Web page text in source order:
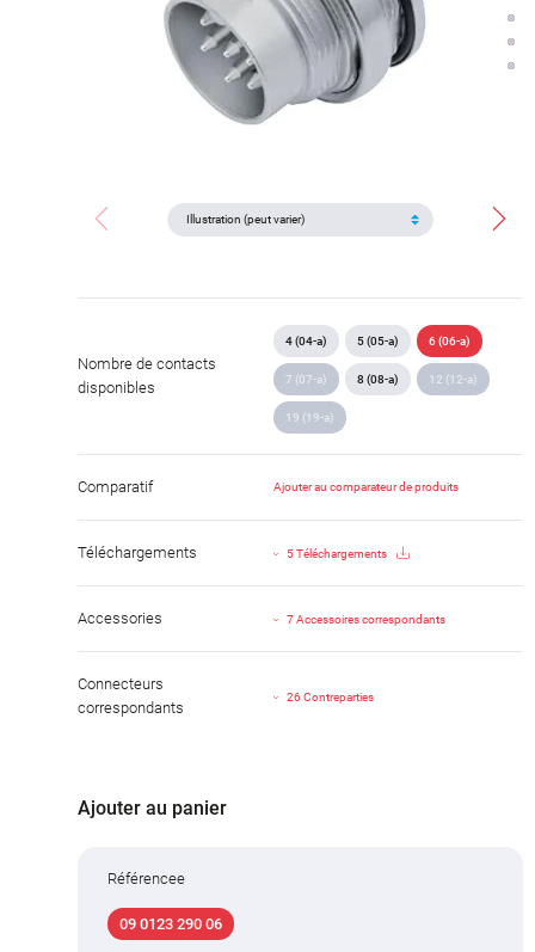
Nombre de contacts
disponibles
4 (04-a) 5 (05-a) 6 (06-a)
7 (07-a) 8 (08-a) 12 (12-a)
19 (19-a)
Comparatif Ajouter au comparateur de produits
Téléchargements 5 Téléchargements
Accessories 7 Accessoires correspondants
Connecteurs
correspondants
26 Contreparties
Ajouter au panier
Référencee
09 0123 290 06